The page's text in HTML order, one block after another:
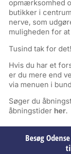
opmærksomhed
butikker i
nerve, som
muligheden for
Tusind tak for det!
Hvis du har et
er du mere end
via menuen i
Søger du
åbningstider her.
Besøg